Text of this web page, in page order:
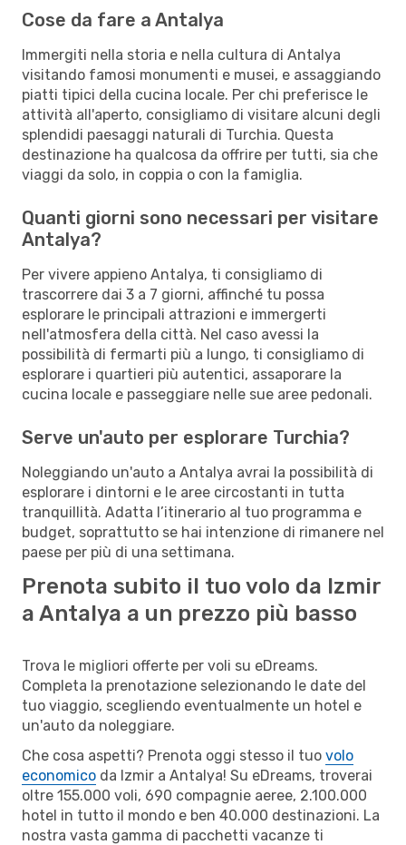
Cose da fare a Antalya
Immergiti nella storia e nella cultura di Antalya
visitando famosi monumenti e musei, e assaggiando
piatti tipici della cucina locale. Per chi preferisce le
attività all'aperto, consigliamo di visitare alcuni degli
splendidi paesaggi naturali di Turchia. Questa
destinazione ha qualcosa da offrire per tutti, sia che
viaggi da solo, in coppia o con la famiglia.
Quanti giorni sono necessari per visitare
Antalya?
Per vivere appieno Antalya, ti consigliamo di
trascorrere dai 3 a 7 giorni, affinché tu possa
esplorare le principali attrazioni e immergerti
nell'atmosfera della città. Nel caso avessi la
possibilità di fermarti più a lungo, ti consigliamo di
esplorare i quartieri più autentici, assaporare la
cucina locale e passeggiare nelle sue aree pedonali.
Serve un'auto per esplorare Turchia?
Noleggiando un'auto a Antalya avrai la possibilità di
esplorare i dintorni e le aree circostanti in tutta
tranquillità. Adatta l’itinerario al tuo programma e
budget, soprattutto se hai intenzione di rimanere nel
paese per più di una settimana.
Prenota subito il tuo volo da Izmir
a Antalya a un prezzo più basso
Trova le migliori offerte per voli su eDreams.
Completa la prenotazione selezionando le date del
tuo viaggio, scegliendo eventualmente un hotel e
un'auto da noleggiare.
Che cosa aspetti? Prenota oggi stesso il tuo volo
economico da Izmir a Antalya! Su eDreams, troverai
oltre 155.000 voli, 690 compagnie aeree, 2.100.000
hotel in tutto il mondo e ben 40.000 destinazioni. La
nostra vasta gamma di pacchetti vacanze ti